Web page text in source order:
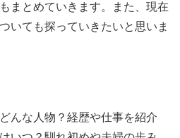
まとめていきます。また、現在
いても探っていきたいと思いま
んな人物？経歴や仕事を紹介